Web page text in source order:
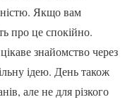
Якщо вам
про це спокійно.
знайомство через
ідею. День також
але не для різкого